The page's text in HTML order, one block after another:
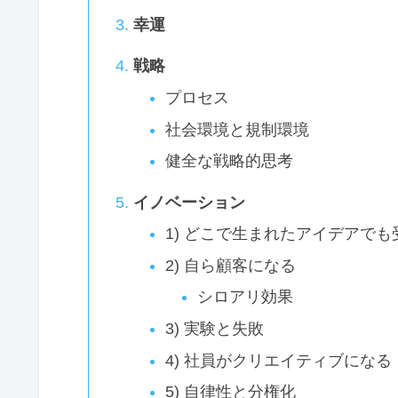
幸運
戦略
プロセス
社会環境と規制環境
健全な戦略的思考
イノベーション
1) どこで生まれたアイデアでも
2) 自ら顧客になる
シロアリ効果
3) 実験と失敗
4) 社員がクリエイティブになる
5) 自律性と分権化